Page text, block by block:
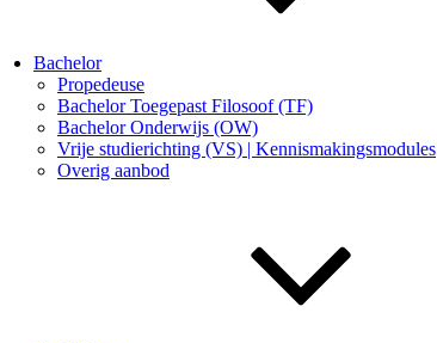
Bachelor
Propedeuse
Bachelor Toegepast Filosoof (TF)
Bachelor Onderwijs (OW)
Vrije studierichting (VS) | Kennismakingsmodules
Overig aanbod